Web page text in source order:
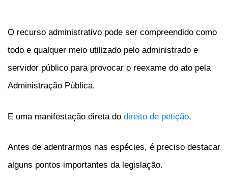
O recurso administrativo pode ser compreendido como
todo e qualquer meio utilizado pelo administrado e
servidor público para provocar o reexame do ato pela
Administração Pública.
E uma manifestação direta do direito de petição.
Antes de adentrarmos nas espécies, é preciso destacar
alguns pontos importantes da legislação.